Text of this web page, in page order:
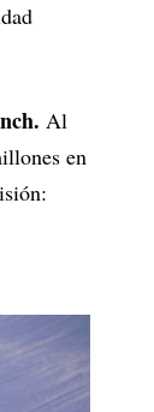
Al
en